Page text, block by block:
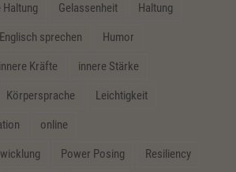
Haltung Gelassenheit Haltung
sprechen Humor
innere Kräfte innere Stärke
Körpersprache Leichtigkeit
online
Power Posing Resiliency